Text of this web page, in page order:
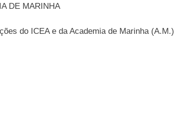
DE MARINHA
do ICEA e da Academia de Marinha (A.M.)